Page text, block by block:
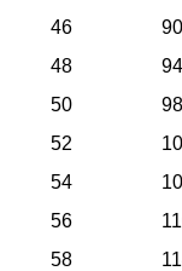
46
48
50
52
54
56
58